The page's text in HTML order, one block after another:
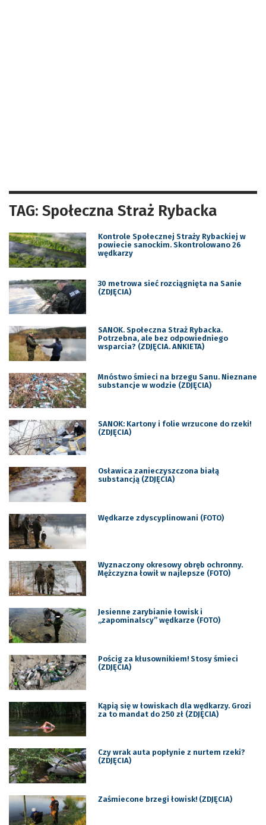
TAG: Społeczna Straż Rybacka
Kontrole Społecznej Straży Rybackiej w
powiecie sanockim. Skontrolowano 26
wędkarzy
30 metrowa sieć rozciągnięta na Sanie
(ZDJĘCIA)
SANOK. Społeczna Straż Rybacka.
Potrzebna, ale bez odpowiedniego
wsparcia? (ZDJĘCIA. ANKIETA)
Mnóstwo śmieci na brzegu Sanu. Nieznane
substancje w wodzie (ZDJĘCIA)
SANOK: Kartony i folie wrzucone do rzeki!
(ZDJĘCIA)
Osławica zanieczyszczona białą
substancją (ZDJĘCIA)
Wędkarze zdyscyplinowani (FOTO)
Wyznaczony okresowy obręb ochronny.
Mężczyzna łowił w najlepsze (FOTO)
Jesienne zarybianie łowisk i
„zapominalscy” wędkarze (FOTO)
Pościg za kłusownikiem! Stosy śmieci
(ZDJĘCIA)
Kąpią się w łowiskach dla wędkarzy. Grozi
za to mandat do 250 zł (ZDJĘCIA)
Czy wrak auta popłynie z nurtem rzeki?
(ZDJĘCIA)
Zaśmiecone brzegi łowisk! (ZDJĘCIA)